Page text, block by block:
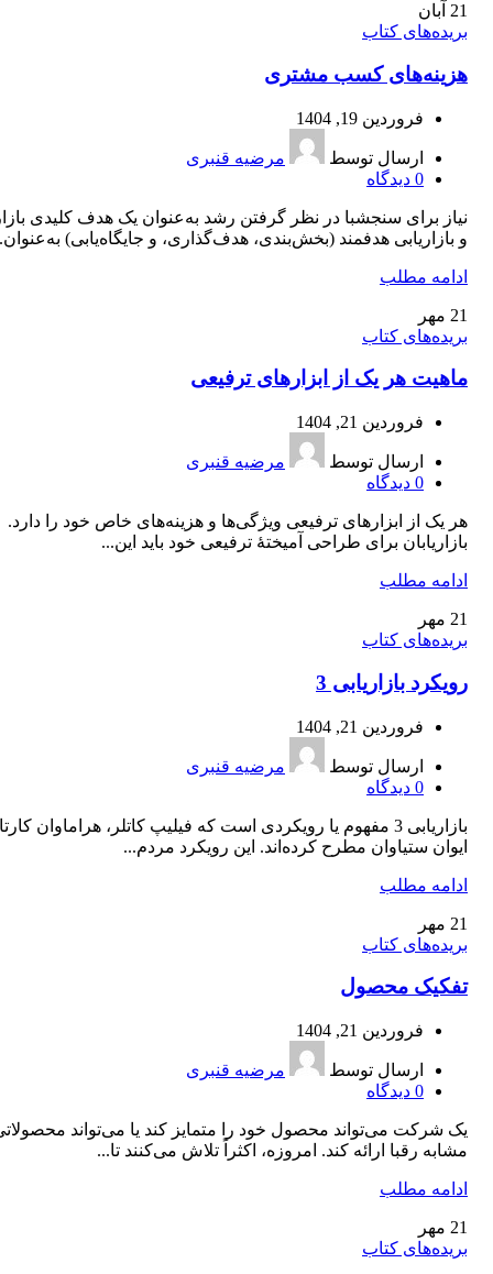
21 آبان
بریده‌های کتاب
هزینه‌های کسب مشتری
فروردین 19, 1404
ارسال توسط
مرضیه قنبری
0 دیدگاه
نیاز برای سنجشبا در نظر گرفتن رشد به‌عنوان یک هدف کلیدی
و بازاریابی هدفمند (بخش‌بندی، هدف‌گذاری، و جایگاه‌یابی)
ادامه مطلب
21 مهر
بریده‌های کتاب
ماهیت هر یک از ابزارهای ترفیعی
فروردین 21, 1404
ارسال توسط
مرضیه قنبری
0 دیدگاه
هر یک از ابزارهای ترفیعی ویژگی‌ها و هزینه‌های خاص خود را دارد.
بازاریابان برای طراحی آمیختۀ ترفیعی خود باید این...
ادامه مطلب
21 مهر
بریده‌های کتاب
رویکرد بازاریابی 3
فروردین 21, 1404
ارسال توسط
مرضیه قنبری
0 دیدگاه
بازاریابی 3 مفهوم یا رویکردی است که فیلیپ کاتلر، هراماوان
ایوان ستیاوان مطرح کرده‌اند. این رویکرد مردم...
ادامه مطلب
21 مهر
بریده‌های کتاب
تفکیک محصول
فروردین 21, 1404
ارسال توسط
مرضیه قنبری
0 دیدگاه
یک شرکت می‌تواند محصول خود را متمایز کند یا می‌تواند
مشابه رقبا ارائه کند. امروزه، اکثراً تلاش می‌کنند تا...
ادامه مطلب
21 مهر
بریده‌های کتاب